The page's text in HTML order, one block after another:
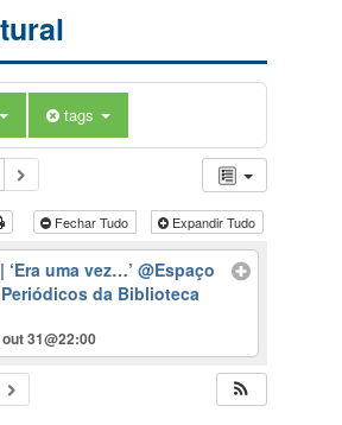
tags
Fechar Tudo Expandir Tudo
‘Era uma vez…’@Espaço
da Biblioteca
31@22:00